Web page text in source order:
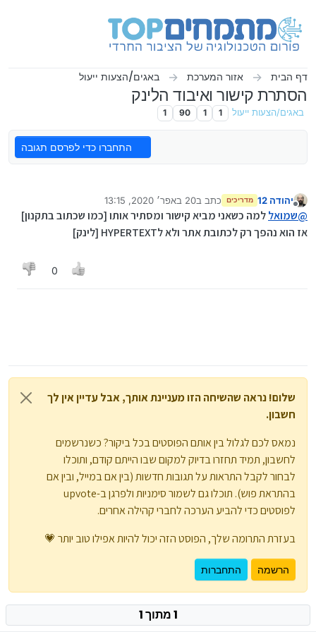
דף הבית אזור המערכת באגים/הצעות ייעול
הסתרת קישור ואיבוד הלינק
באגים/הצעות ייעול 1
1
90
1
התחברו כדי לפרסם תגובה
מנותק
יהודה 12 מדריכים כתב ב20 באפר׳ 2020, 13:15
נערך לאחרונה על ידי יהודה 12
@שמואללמה כשאני מביא קישור ומסתיר אותו [כמו שכתוב בתקנון]
אז הוא נהפך רק לכתובת אתר ולא לHYPERTEXT [לינק]
0
שלום! נראה שהשיחה הזו מעניינת אותך, אבל עדיין אין לך
חשבון.
נמאס לכם לגלול בין אותם הפוסטים בכל ביקור? כשנרשמים
לחשבון, תמיד תחזרו בדיוק למקום שבו הייתם קודם, ותוכלו
לבחור לקבל התראות על תגובות חדשות (בין אם במייל, ובין אם
בהתראת פוש). תוכלו גם לשמור סימניות ולפרגן ב-upvote
לפוסטים כדי להביע הערכה לחברי קהילה אחרים.
בעזרת התרומה שלך, הפוסט הזה יכול להיות אפילו טוב יותר 💗
הרשמה התחברות
1 מתוך 1